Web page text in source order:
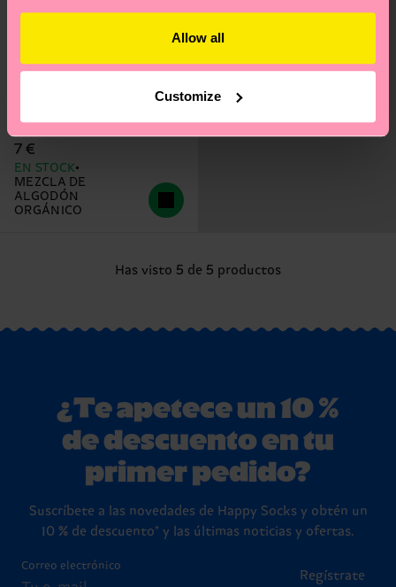
Allow all
Customize
+2
Solid Short Crew Sock
7 €
EN STOCK
MEZCLA DE
ALGODÓN
ORGÁNICO
Has visto 5 de 5 productos
¿Te apetece un 10 %
de descuento en tu
primer pedido?
Suscríbete a las novedades de Happy Socks y obtén un
10 % de descuento* y las últimas noticias y ofertas.
Correo electrónico
Regístrate